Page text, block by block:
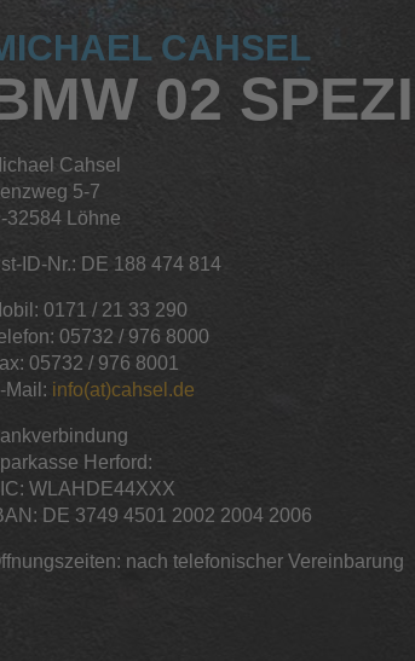
CAHSEL
02
Cahsel
5-7
32584 Löhne
ID-Nr.: DE 188 474 814
0171 / 21 33 290
05732 / 976 8000
05732 / 976 8001
Mail: info(at)cahsel.de
Herford:
WLAHDE44XXX
DE 3749 4501 2002 2004 2006
nach telefonischer Vereinbarung